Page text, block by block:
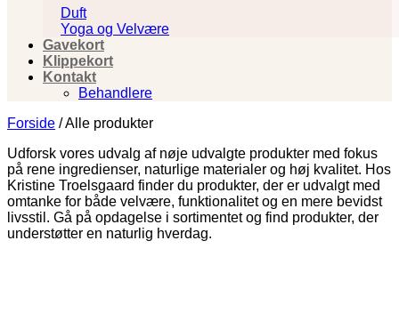
Duft
Yoga og Velvære
Gavekort
Klippekort
Kontakt
Behandlere
Forside /Alle produkter
Udforsk vores udvalg af nøje udvalgte produkter med fokus
på rene ingredienser, naturlige materialer og høj kvalitet. Hos
Kristine Troelsgaard finder du produkter, der er udvalgt med
omtanke for både velvære, funktionalitet og en mere bevidst
livsstil. Gå på opdagelse i sortimentet og find produkter, der
understøtter en naturlig hverdag.